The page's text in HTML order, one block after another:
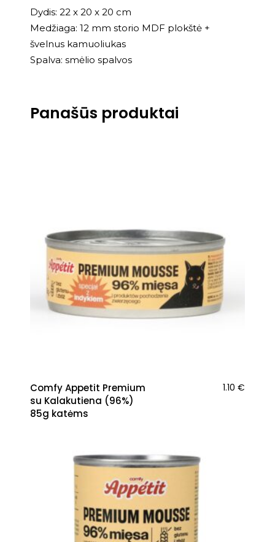
Dydis: 22 x 20 x 20 cm
Medžiaga: 12 mm storio MDF plokštė +
švelnus kamuoliukas
Spalva: smėlio spalvos
Panašūs produktai
Comfy Appetit Premium
su Kalakutiena (96%)
85g katėms
1.10 €